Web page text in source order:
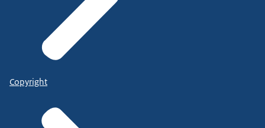
Copyright